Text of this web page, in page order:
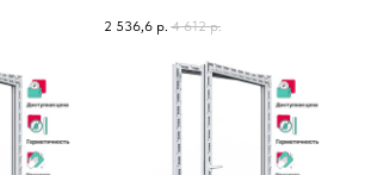
2 536,6 р. 4 612 р.